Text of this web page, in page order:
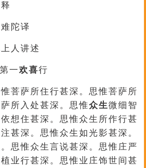
陀译
人讲述
一欢喜行
菩萨所住行甚深。思惟菩萨所
所入处甚深。思惟众生微细智
想住甚深。思惟众生所作行甚
甚深。思惟众生如光影甚深。
思惟众生言说甚深。思惟庄严
业行甚深。思惟业庄饰世间甚